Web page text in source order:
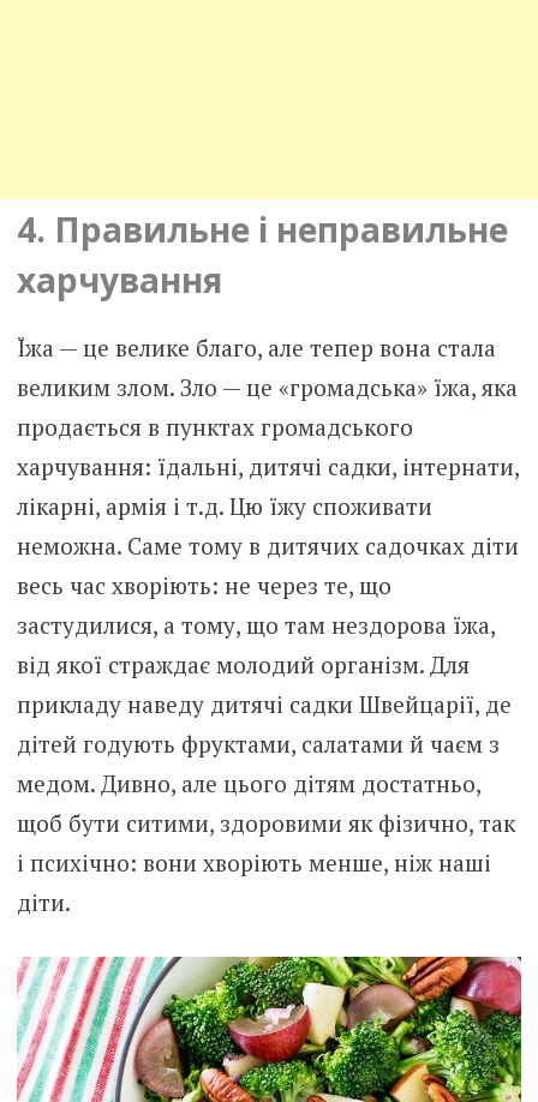
4. Правильне і неправильне
харчування
Їжа — це велике благо, але тепер вона стала
великим злом. Зло — це «громадська» їжа, яка
продається в пунктах громадського
харчування: їдальні, дитячі садки, інтернати,
лікарні, армія і т.д. Цю їжу споживати
неможна. Саме тому в дитячих садочках діти
весь час хворіють: не через те, що
застудилися, а тому, що там нездорова їжа,
від якої страждає молодий організм. Для
прикладу наведу дитячі садки Швейцарії, де
дітей годують фруктами, салатами й чаєм з
медом. Дивно, але цього дітям достатньо,
щоб бути ситими, здоровими як фізично, так
і психічно: вони хворіють менше, ніж наші
діти.